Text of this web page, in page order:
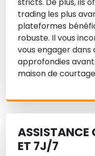
trading les plus
plateformes
robuste. Il vous
vous engager
approfondies
maison de
ASSISTANCE
ET 7J/7